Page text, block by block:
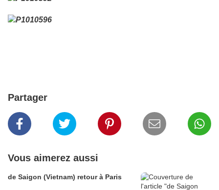
Partager
Vous aimerez aussi
de Saigon (Vietnam) retour à Paris